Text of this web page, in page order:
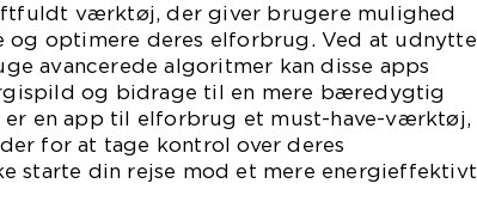
værktøj, der giver brugere mulighed
og optimere deres elforbrug. Ved at udnytte
avancerede algoritmer kan disse apps
og bidrage til en mere bæredygtig
en app til elforbrug et must-have-værktøj,
for at tage kontrol over deres
starte din rejse mod et mere energieffektivt